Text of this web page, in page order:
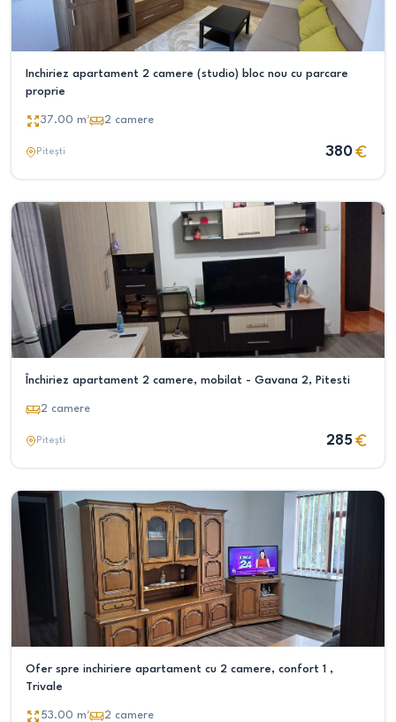
Inchiriez apartament 2 camere (studio) bloc nou cu parcare
proprie
37.00 m² 2 camere
Pitești 380
Închiriez apartament 2 camere, mobilat - Gavana 2, Pitesti
2 camere
Pitești 285
Ofer spre inchiriere apartament cu 2 camere, confort 1 ,
Trivale
53.00 m² 2 camere